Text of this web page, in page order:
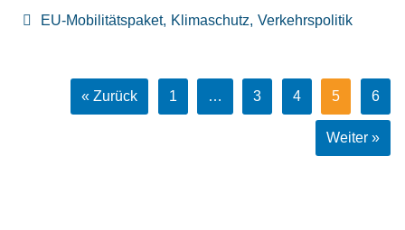
EU-Mobilitätspaket, Klimaschutz, Verkehrspolitik
« Zurück 1 … 3 4 5 6
Weiter »